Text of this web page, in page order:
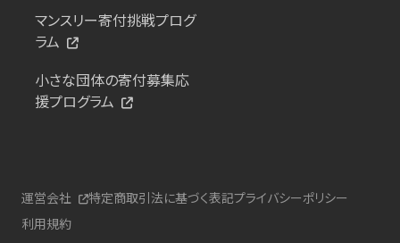
マンスリー寄付挑戦プログ
ラム
小さな団体の寄付募集応
援プログラム
運営会社 特定商取引法に基づく表記プライバシーポリシー
利用規約